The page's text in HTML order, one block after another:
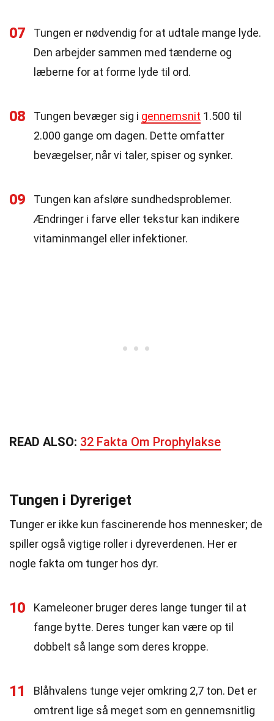
07
Tungen er nødvendig for at udtale mange lyde.
Den arbejder sammen med tænderne og
læberne for at forme lyde til ord.
08 Tungen bevæger sig i gennemsnit 1.500 til
2.000 gange om dagen. Dette omfatter
bevægelser, når vi taler, spiser og synker.
09
Tungen kan afsløre sundhedsproblemer.
Ændringer i farve eller tekstur kan indikere
vitaminmangel eller infektioner.
READ ALSO: 32 Fakta Om Prophylakse
Tungen i Dyreriget
Tunger er ikke kun fascinerende hos mennesker; de
spiller også vigtige roller i dyreverdenen. Her er
nogle fakta om tunger hos dyr.
10
Kameleoner bruger deres lange tunger til at
fange bytte. Deres tunger kan være op til
dobbelt så lange som deres kroppe.
11
Blåhvalens tunge vejer omkring 2,7 ton. Det er
omtrent lige så meget som en gennemsnitlig